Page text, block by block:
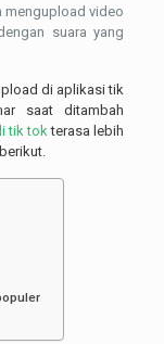
mengupload video
suara yang
di aplikasi tik
saat ditambah
tik tok terasa lebih